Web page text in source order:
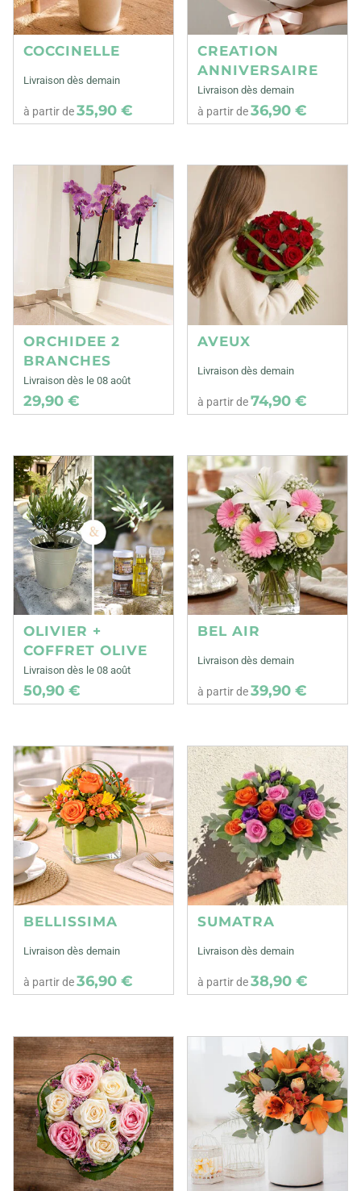
COCCINELLE
Livraison dès demain
à partir de35,90 €
CREATION
ANNIVERSAIRE
Livraison dès demain
à partir de36,90 €
ORCHIDEE 2
BRANCHES
Livraison dès le 08 août
29,90 €
AVEUX
Livraison dès demain
à partir de74,90 €
OLIVIER +
COFFRET OLIVE
Livraison dès le 08 août
50,90 €
BEL AIR
Livraison dès demain
à partir de39,90 €
BELLISSIMA
Livraison dès demain
à partir de36,90 €
SUMATRA
Livraison dès demain
à partir de38,90 €